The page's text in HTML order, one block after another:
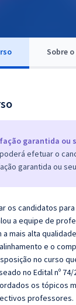
Sobre
garantida ou
efetuar o
garantida ou
os candidatos
a equipe de
mais alta
e o
no curso
no Edital nº 74/
os tópicos
professores.